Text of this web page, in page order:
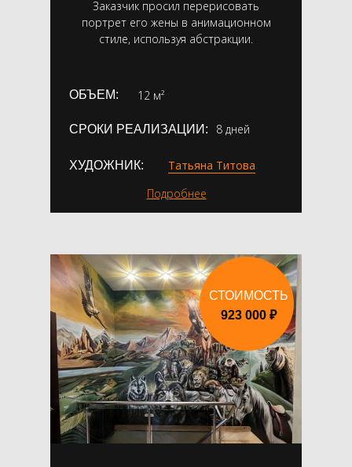
Заказчик просил перерисовать
портрет его жены в анимационном
стиле, используя абстракции.
12 м²
СРОКИ РЕАЛИЗАЦИИ: 8 дней
ХУДОЖНИК: Татьяна Титова
ОБЪЕМ:
Подробнее
СТОИМОСТЬ
923 000 ₽